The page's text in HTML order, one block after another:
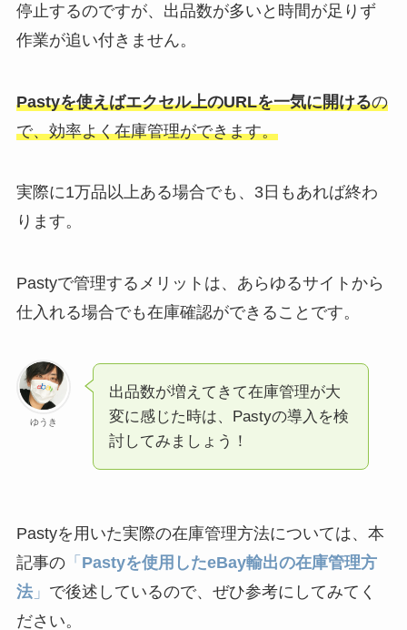
停止するのですが、出品数が多いと時間が足りず
作業が追い付きません。
Pastyを使えばエクセル上のURLを一気に開けるの
で、効率よく在庫管理ができます。
実際に1万品以上ある場合でも、3日もあれば終わ
ります。
Pastyで管理するメリットは、あらゆるサイトから
仕入れる場合でも在庫確認ができることです。
ゆうき
出品数が増えてきて在庫管理が大
変に感じた時は、Pastyの導入を検
討してみましょう！
Pastyを用いた実際の在庫管理方法については、本
記事の「 Pastyを使用したeBay輸出の在庫管理方
法」 で後述しているので、ぜひ参考にしてみてく
ださい。